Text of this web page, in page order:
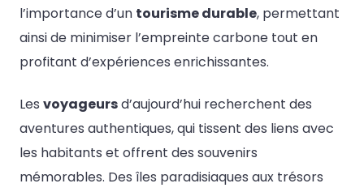
l’importance d’un tourisme durable, permettant
ainsi de minimiser l’empreinte carbone tout en
profitant d’expériences enrichissantes.
Les voyageursd’aujourd’hui recherchent des
aventures authentiques, qui tissent des liens avec
les habitants et offrent des souvenirs
mémorables. Des îles paradisiaques aux trésors